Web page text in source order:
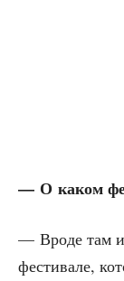
— О каком
— Вро­де там
фести­ва­ле,